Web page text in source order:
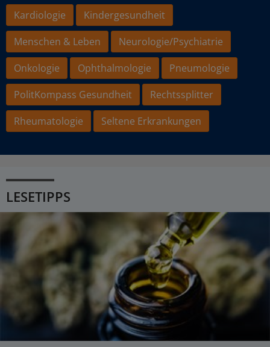
Kardiologie
Kindergesundheit
Menschen & Leben
Neurologie/Psychiatrie
Onkologie
Ophthalmologie
Pneumologie
PolitKompass Gesundheit
Rechtssplitter
Rheumatologie
Seltene Erkrankungen
LESETIPPS